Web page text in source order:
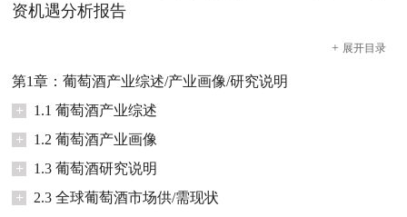
资机遇分析报告
+ 展开目录
第1章：葡萄酒产业综述/产业画像/研究说明
+
1.1 葡萄酒产业综述
+
1.2 葡萄酒产业画像
+
1.3 葡萄酒研究说明
+
2.3 全球葡萄酒市场供/需现状